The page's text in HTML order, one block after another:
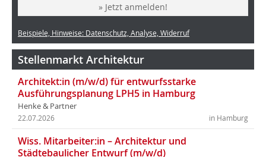
» Jetzt anmelden!
Beispiele, Hinweise: Datenschutz, Analyse, Widerruf
Stellenmarkt Architektur
Architekt:in (m/w/d) für entwurfsstarke
Ausführungsplanung LPH5 in Hamburg
Henke & Partner
in Hamburg
22.07.2026
Wiss. Mitarbeiter:in – Architektur und
Städtebaulicher Entwurf (m/w/d)